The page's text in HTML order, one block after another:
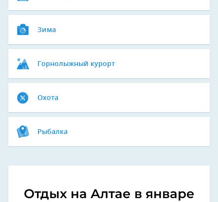
Зима
Горнолыжный курорт
Охота
Рыбалка
Отдых на Алтае в январе